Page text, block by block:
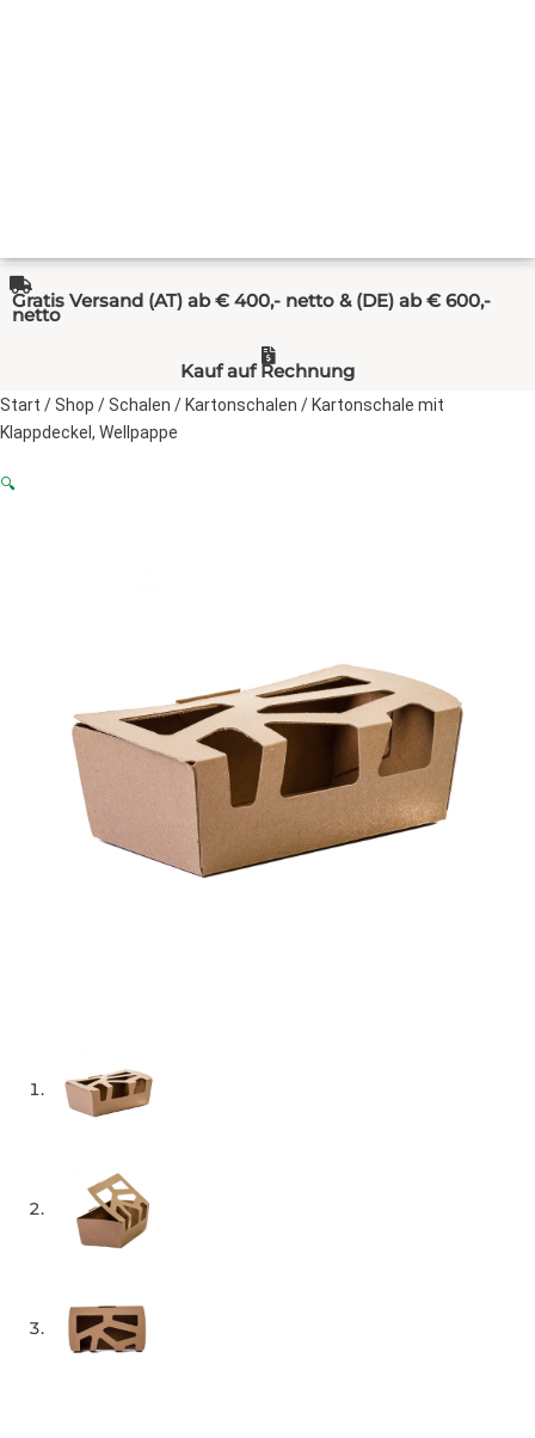
Gratis Versand (AT) ab € 400,- netto & (DE) ab € 600,-
netto
Kauf auf Rechnung
Start /Shop /Schalen /Kartonschalen / Kartonschale mit
Klappdeckel, Wellpappe
🔍